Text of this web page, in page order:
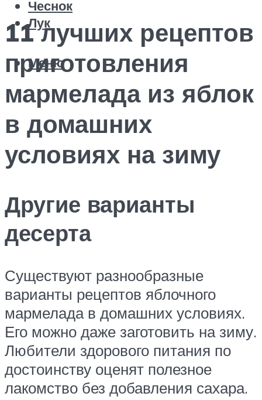
Чеснок
Лук
Меню
11 лучших рецептов
приготовления
мармелада из яблок
в домашних
условиях на зиму
Другие варианты
десерта
Существуют разнообразные
варианты рецептов яблочного
мармелада в домашних условиях.
Его можно даже заготовить на зиму.
Любители здорового питания по
достоинству оценят полезное
лакомство без добавления сахара.